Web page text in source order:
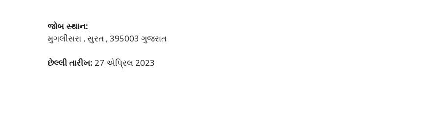
જોબ સ્થાન:
મુગલીસરા , સુરત , 395003 ગુજરાત
છેલ્લી તારીખ: 27 એપ્રિલ 2023